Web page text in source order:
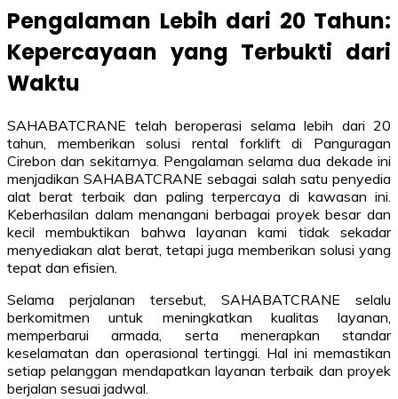
Pengalaman Lebih dari 20 Tahun:
Kepercayaan yang Terbukti dari
Waktu
SAHABATCRANE telah beroperasi selama lebih dari 20
tahun, memberikan solusi rental forklift di Panguragan
Cirebon dan sekitarnya. Pengalaman selama dua dekade ini
menjadikan SAHABATCRANE sebagai salah satu penyedia
alat berat terbaik dan paling terpercaya di kawasan ini.
Keberhasilan dalam menangani berbagai proyek besar dan
kecil membuktikan bahwa layanan kami tidak sekadar
menyediakan alat berat, tetapi juga memberikan solusi yang
tepat dan efisien.
Selama perjalanan tersebut, SAHABATCRANE selalu
berkomitmen untuk meningkatkan kualitas layanan,
memperbarui armada, serta menerapkan standar
keselamatan dan operasional tertinggi. Hal ini memastikan
setiap pelanggan mendapatkan layanan terbaik dan proyek
berjalan sesuai jadwal.